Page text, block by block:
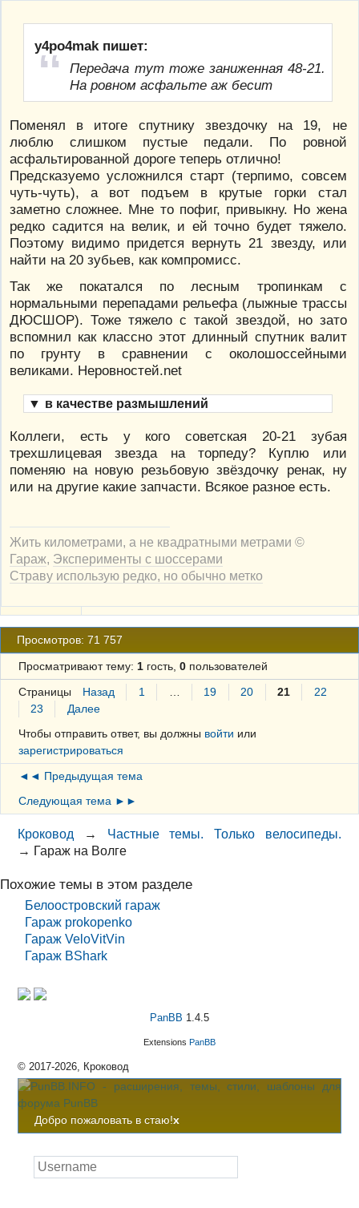
y4po4mak пишет:
Передача тут тоже заниженная 48-21.
На ровном асфальте аж бесит
Поменял в итоге спутнику звездочку на 19, не
люблю слишком пустые педали. По ровной
асфальтированной дороге теперь отлично!
Предсказуемо усложнился старт (терпимо, совсем
чуть-чуть), а вот подъем в крутые горки стал
заметно сложнее. Мне то пофиг, привыкну. Но жена
редко садится на велик, и ей точно будет тяжело.
Поэтому видимо придется вернуть 21 звезду, или
найти на 20 зубьев, как компромисс.
Так же покатался по лесным тропинкам с
нормальными перепадами рельефа (лыжные трассы
ДЮСШОР). Тоже тяжело с такой звездой, но зато
вспомнил как классно этот длинный спутник валит
по грунту в сравнении с околошоссейными
великами. Неровностей.net
▼ в качестве размышлений
Коллеги, есть у кого советская 20-21 зубая
трехшлицевая звезда на торпеду? Куплю или
поменяю на новую резьбовую звёздочку ренак, ну
или на другие какие запчасти. Всякое разное есть.
Жить километрами, а не квадратными метрами ©
Гараж, Эксперименты с шоссерами
Страву использую редко, но обычно метко
Просмотров: 71 757
Просматривают тему: 1гость, 0пользователей
Страницы Назад 1 … 19 20 21
22
23
Далее
Чтобы отправить ответ, вы должны войти или
зарегистрироваться
◄◄ Предыдущая тема
Следующая тема ►►
Кроковод → Частные темы. Только велосипеды.
→ Гараж на Волге
Похожие темы в этом разделе
Белоостровский гараж
Гараж prokopenko
Гараж VeloVitVin
Гараж BShark
PanBB 1.4.5
Extensions PanBB
© 2017-2026, Кроковод
Добро пожаловать в стаю!x